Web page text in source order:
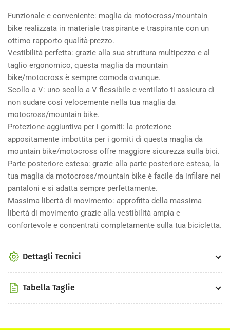
Funzionale e conveniente: maglia da motocross/mountain
bike realizzata in materiale traspirante e traspirante con un
ottimo rapporto qualità-prezzo.
Vestibilità perfetta: grazie alla sua struttura multipezzo e al
taglio ergonomico, questa maglia da mountain
bike/motocross è sempre comoda ovunque.
Scollo a V: uno scollo a V flessibile e ventilato ti assicura di
non sudare così velocemente nella tua maglia da
motocross/mountain bike.
Protezione aggiuntiva per i gomiti: la protezione
appositamente imbottita per i gomiti di questa maglia da
mountain bike/motocross offre maggiore sicurezza sulla bici.
Parte posteriore estesa: grazie alla parte posteriore estesa, la
tua maglia da motocross/mountain bike è facile da infilare nei
pantaloni e si adatta sempre perfettamente.
Massima libertà di movimento: approfitta della massima
libertà di movimento grazie alla vestibilità ampia e
confortevole e concentrati completamente sulla tua bicicletta.
Dettagli Tecnici
Tabella Taglie